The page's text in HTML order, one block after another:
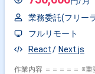
的に実施します。 - CVE
します。
業務委託(フリー
フルリモート
React
Next.js
作業内容 ＝＝＝＝＝ ※